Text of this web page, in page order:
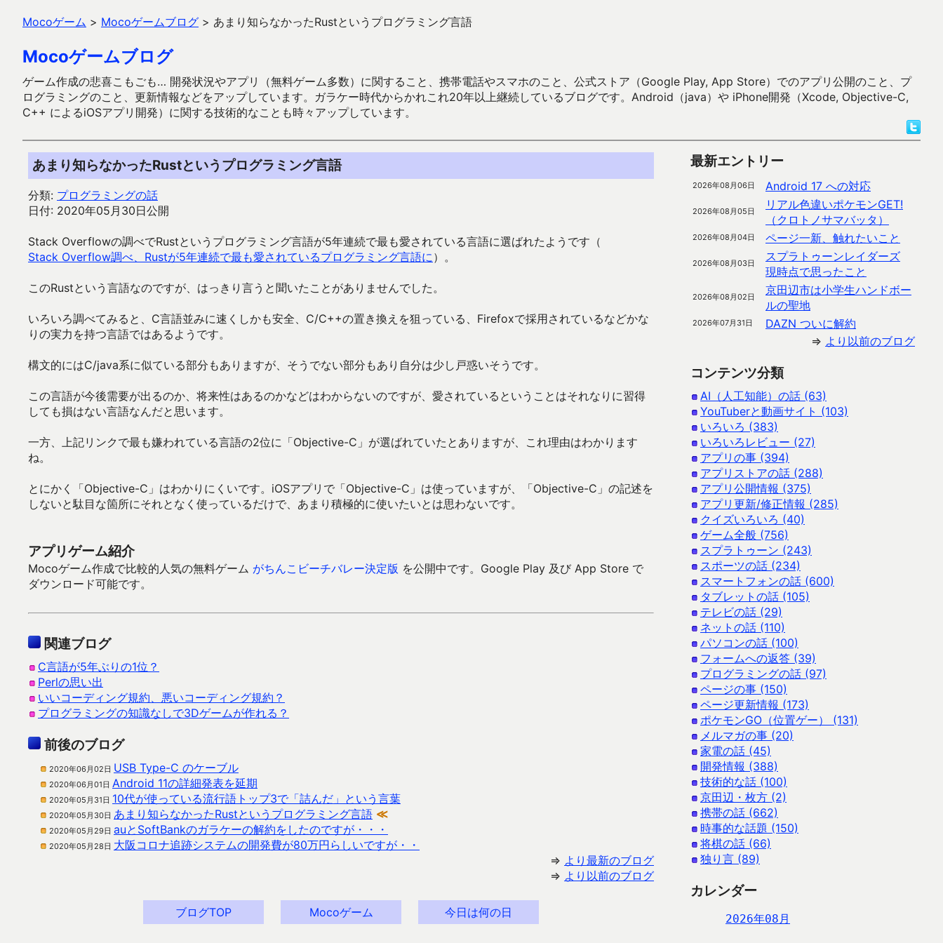
Mocoゲーム > Mocoゲームブログ > あまり知らなかったRustというプログラミング言語
Mocoゲームブログ
ゲーム作成の悲喜こもごも… 開発状況やアプリ（無料ゲーム多数）に関すること、携帯電話やスマホのこと、公式ストア（Google Play, App Store）でのアプリ公開のこと、プ
ログラミングのこと、更新情報などをアップしています。ガラケー時代からかれこれ20年以上継続しているブログです。Android（java）や iPhone開発（Xcode, Objective-C,
C++ によるiOSアプリ開発）に関する技術的なことも時々アップしています。
あまり知らなかったRustというプログラミング言語
分類: プログラミングの話
日付: 2020年05月30日公開
Stack Overflowの調べでRustというプログラミング言語が5年連続で最も愛されている言語に選ばれたようです（
Stack Overflow調べ、Rustが5年連続で最も愛されているプログラミング言語に）。
このRustという言語なのですが、はっきり言うと聞いたことがありませんでした。
いろいろ調べてみると、C言語並みに速くしかも安全、C/C++の置き換えを狙っている、Firefoxで採用されているなどかな
りの実力を持つ言語ではあるようです。
構文的にはC/java系に似ている部分もありますが、そうでない部分もあり自分は少し戸惑いそうです。
この言語が今後需要が出るのか、将来性はあるのかなどはわからないのですが、愛されているということはそれなりに習得
しても損はない言語なんだと思います。
一方、上記リンクで最も嫌われている言語の2位に「Objective-C」が選ばれていたとありますが、これ理由はわかります
ね。
とにかく「Objective-C」はわかりにくいです。iOSアプリで「Objective-C」は使っていますが、「Objective-C」の記述を
しないと駄目な箇所にそれとなく使っているだけで、あまり積極的に使いたいとは思わないです。
アプリゲーム紹介
Mocoゲーム作成で比較的人気の無料ゲーム がちんこビーチバレー決定版 を公開中です。Google Play 及び App Store で
ダウンロード可能です。
関連ブログ
C言語が5年ぶりの1位？
Perlの思い出
いいコーディング規約、悪いコーディング規約？
プログラミングの知識なしで3Dゲームが作れる？
前後のブログ
2020年06月02日 USB Type-C のケーブル
2020年06月01日 Android 11の詳細発表を延期
2020年05月31日 10代が使っている流行語トップ3で「詰んだ」という言葉
2020年05月30日 あまり知らなかったRustというプログラミング言語 ≪
2020年05月29日 auとSoftBankのガラケーの解約をしたのですが・・・
2020年05月28日 大阪コロナ追跡システムの開発費が80万円らしいですが・・
⇒ より最新のブログ
⇒ より以前のブログ
ブログTOP Mocoゲーム 今日は何の日
最新エントリー
2026年08月06日 Android 17 への対応
2026年08月05日
リアル色違いポケモンGET!
（クロトノサマバッタ）
2026年08月04日 ページ一新、触れたいこと
2026年08月03日
スプラトゥーンレイダーズ
現時点で思ったこと
2026年08月02日
京田辺市は小学生ハンドボー
ルの聖地
2026年07月31日
DAZN ついに解約
⇒ より以前のブログ
コンテンツ分類
AI（人工知能）の話 (63)
YouTuberと動画サイト (103)
いろいろ (383)
いろいろレビュー (27)
アプリの事 (394)
アプリストアの話 (288)
アプリ公開情報 (375)
アプリ更新/修正情報 (285)
クイズいろいろ (40)
ゲーム全般 (756)
スプラトゥーン (243)
スポーツの話 (234)
スマートフォンの話 (600)
タブレットの話 (105)
テレビの話 (29)
ネットの話 (110)
パソコンの話 (100)
フォームへの返答 (39)
プログラミングの話 (97)
ページの事 (150)
ページ更新情報 (173)
ポケモンGO（位置ゲー） (131)
メルマガの事 (20)
家電の話 (45)
開発情報 (388)
技術的な話 (100)
京田辺・枚方 (2)
携帯の話 (662)
時事的な話題 (150)
将棋の話 (66)
独り言 (89)
カレンダー
2026年08月